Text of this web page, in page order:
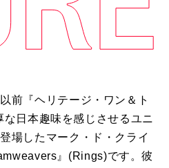
前『ヘリテージ・ワン＆ト
な日本趣味を感じさせるユニ
場したマーク・ド・クライ
』 (Rings)です。彼